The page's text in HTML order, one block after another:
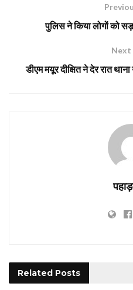
पुलिस ने किया लोगों को
Next
डीएम मयूर दीक्षित ने देर रात
Related Posts